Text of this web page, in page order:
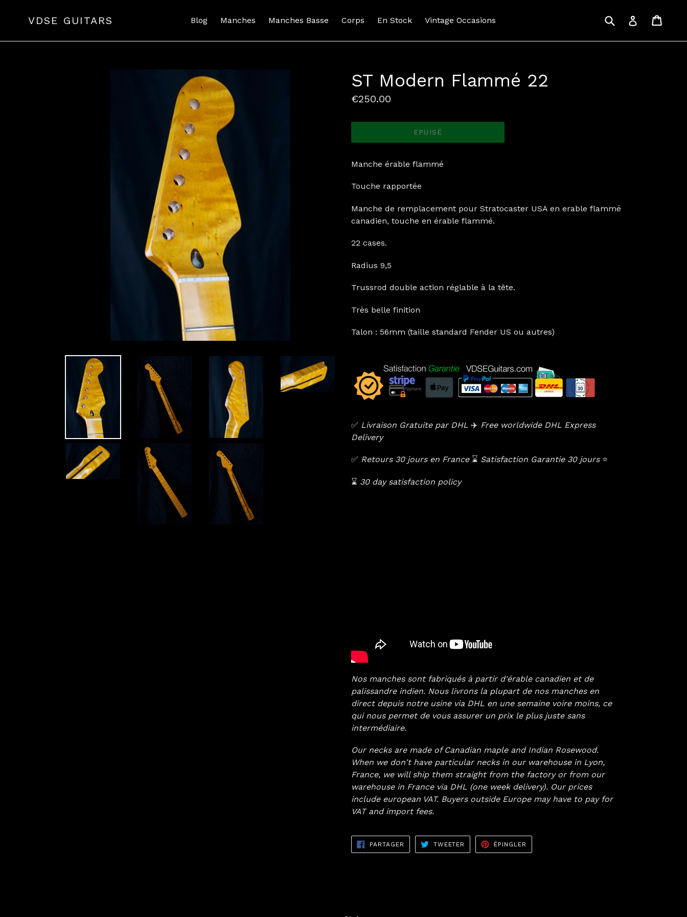
VDSE GUITARS Blog Manches Manches Basse Corps En Stock Vintage Occasions Recherche
Se
ST Modern Flammé 22
Prix
€250.00
EPUISÉ
Manche érable flammé
Touche rapportée
Manche de remplacement pour Stratocaster USA en erable flammé
canadien, touche en érable flammé.
22 cases.
Radius 9,5
Trussrod double action réglable à la tête.
Très belle finition
Talon : 56mm (taille standard Fender US ou autres)
✅ Livraison Gratuite par DHL ✈️ Free worldwide DHL Express
Delivery
✅ Retours 30 jours en France ⌛️ Satisfaction Garantie 30 jours ⭐️
⌛️ 30 day satisfaction policy
Nos manches sont fabriqués à partir d'érable canadien et de
palissandre indien. Nous livrons la plupart de nos manches en
direct depuis notre usine via DHL en une semaine voire moins, ce
qui nous permet de vous assurer un prix le plus juste sans
intermédiaire.
Our necks are made of Canadian maple and Indian Rosewood.
When we don't have particular necks in our warehouse in Lyon,
France, we will ship them straight from the factory or from our
warehouse in France via DHL (one week delivery). Our prices
include european VAT. Buyers outside Europe may have to pay for
VAT and import fees.
PARTAGER PARTAGER
FACEBOOK
TWEETER TWEETER
TWITTER
ÉPINGLER
PINTEREST